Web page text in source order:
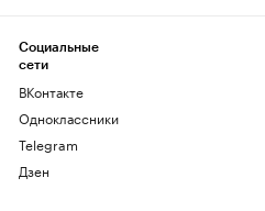
Социальные
сети
ВКонтакте
Одноклассники
Telegram
Дзен